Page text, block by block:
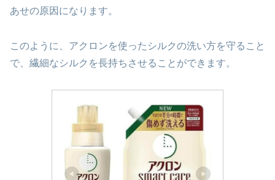
あせの原因になります。
このように、アクロンを使ったシルクの洗い方を守ること
で、繊細なシルクを長持ちさせることができます。